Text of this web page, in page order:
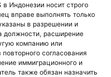
Индонезии носит строго
вправе выполнять только
в разрешении и
должности, расширение
компанию или
согласования
иммиграционного и
также обязан назначить